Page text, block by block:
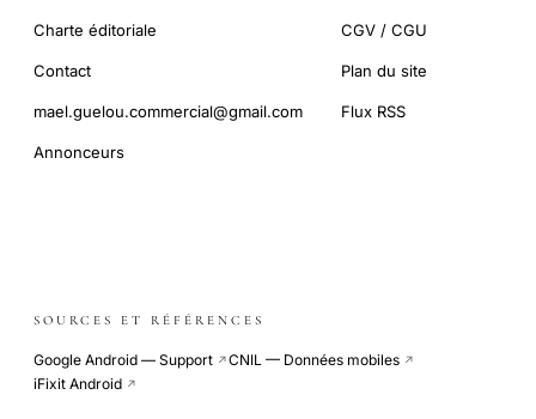
Charte éditoriale
Contact
mael.guelou.commercial@gmail.com
Annonceurs
CGV / CGU
Plan du site
Flux RSS
SOURCES ET RÉFÉRENCES
Google Android — Support ↗CNIL — Données mobiles ↗
iFixit Android ↗